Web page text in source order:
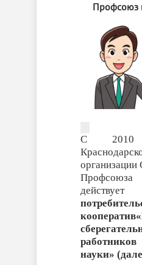
Профсоюз
С 2010
организации
науки»